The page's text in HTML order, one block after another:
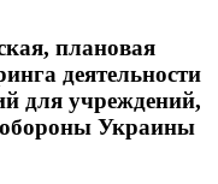
плановая
деятельности
для учреждений,
обороны Украины